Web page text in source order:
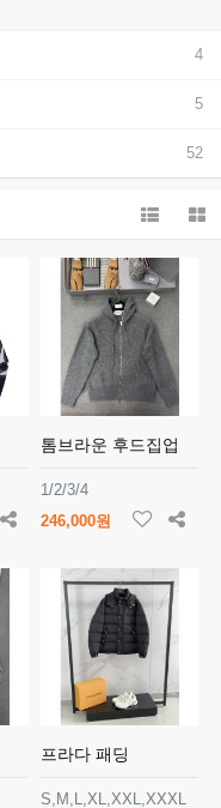
4
5
52
톰브라운 후드집업
1/2/3/4
246,000원
프라다 패딩
S,M,L,XL,XXL,XXXL